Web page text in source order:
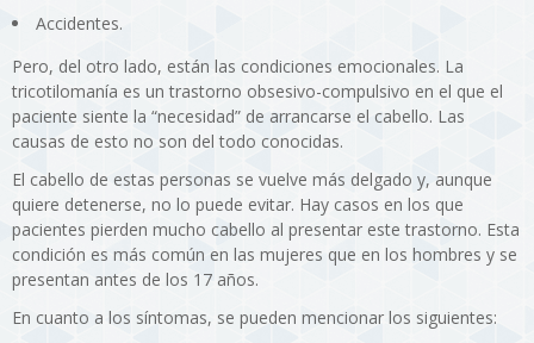
Accidentes.
Pero, del otro lado, están las condiciones emocionales. La
tricotilomanía es un trastorno obsesivo-compulsivo en el que el
paciente siente la “necesidad” de arrancarse el cabello. Las
causas de esto no son del todo conocidas.
El cabello de estas personas se vuelve más delgado y, aunque
quiere detenerse, no lo puede evitar. Hay casos en los que
pacientes pierden mucho cabello al presentar este trastorno. Esta
condición es más común en las mujeres que en los hombres y se
presentan antes de los 17 años.
En cuanto a los síntomas, se pueden mencionar los siguientes: